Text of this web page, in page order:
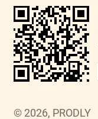
© 2026, PRODLY